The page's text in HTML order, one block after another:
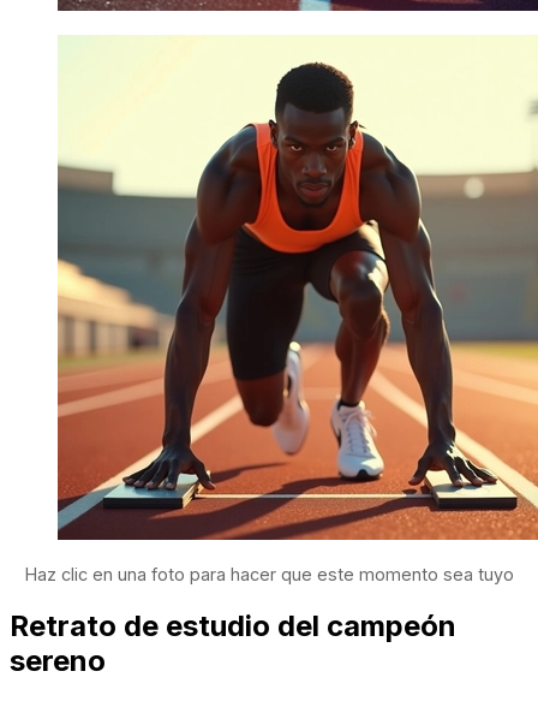
Haz clic en una foto para hacer que este momento sea tuyo
Retrato de estudio del campeón
sereno